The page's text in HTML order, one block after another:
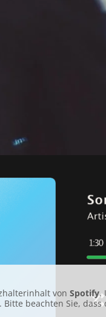
von Spotify.
Bitte beachten Sie,